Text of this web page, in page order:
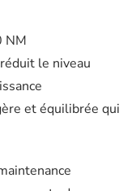
NM
le niveau
et équilibrée qui